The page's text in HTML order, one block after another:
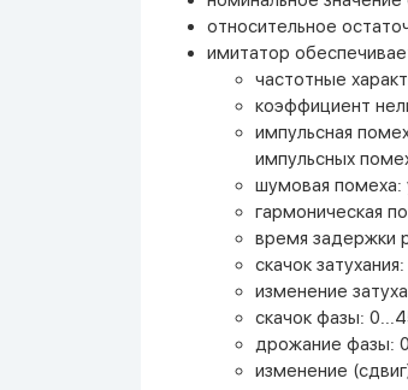
относительное
имитатор
частотные
коэффициент
импульсная
импульсных
шумовая помеха:
гармоническая
время задержки
скачок
изменение
скачок фазы:
дрожание фазы:
изменение